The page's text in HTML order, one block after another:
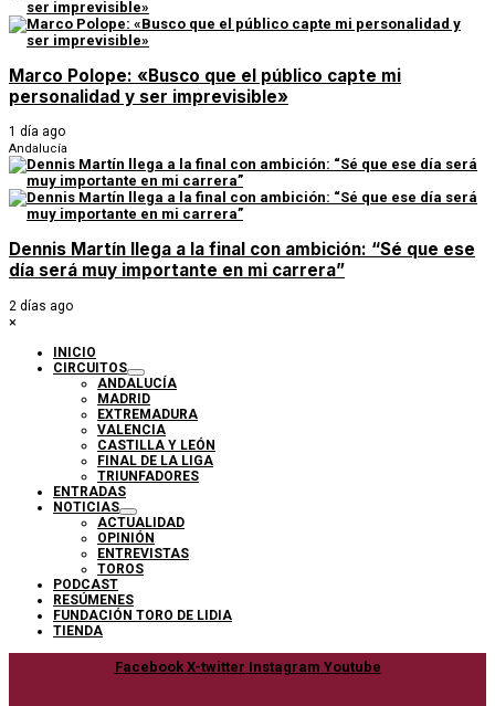
Marco Polope: «Busco que el público capte mi
personalidad y ser imprevisible»
1 día ago
Andalucía
Dennis Martín llega a la final con ambición: “Sé que ese
día será muy importante en mi carrera”
2 días ago
×
INICIO
CIRCUITOS
ANDALUCÍA
MADRID
EXTREMADURA
VALENCIA
CASTILLA Y LEÓN
FINAL DE LA LIGA
TRIUNFADORES
ENTRADAS
NOTICIAS
ACTUALIDAD
OPINIÓN
ENTREVISTAS
TOROS
PODCAST
RESÚMENES
FUNDACIÓN TORO DE LIDIA
TIENDA
Facebook X-twitter Instagram Youtube